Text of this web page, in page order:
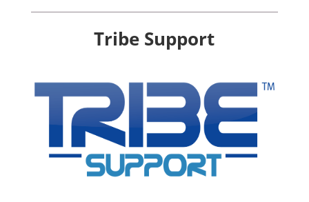
Tribe Support